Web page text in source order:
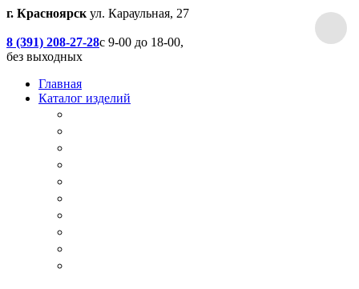
г. Красноярск ул. Караульная, 27
8 (391) 208-27-28с 9-00 до 18-00,
без выходных
Главная
Каталог изделий